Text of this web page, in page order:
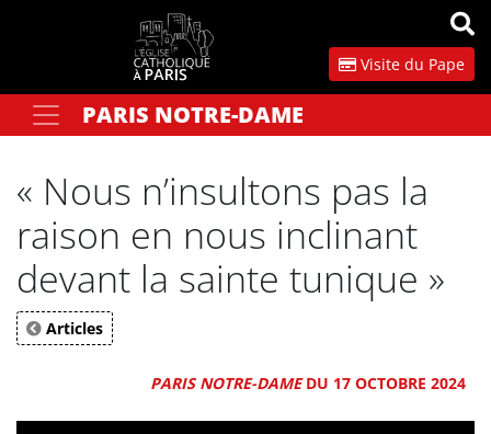
Visite du Pape
Votre recherchePARIS NOTRE-DAME
« Nous n’insultons pas la
raison en nous inclinant
devant la sainte tunique »
Articles
PARIS NOTRE-DAMEDU 17 OCTOBRE 2024
Panneau de gestion des cookies